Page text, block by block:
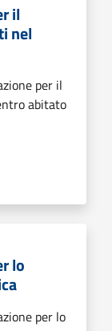
il
nel
per il
abitato
lo
per lo